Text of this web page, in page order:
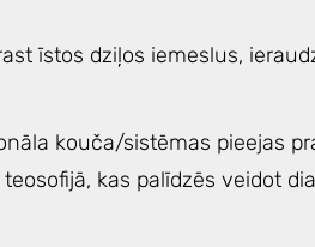
īstos dziļos iemeslus,
kouča/sistēmas pieejas
kas palīdzēs veidot